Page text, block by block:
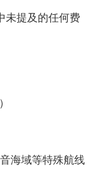
未提及的任何费
海域等特殊航线